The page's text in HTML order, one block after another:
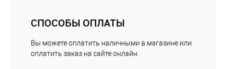
СПОСОБЫ ОПЛАТЫ
Вы можете оплатить наличными в магазине или
оплатить заказ на сайте онлайн.